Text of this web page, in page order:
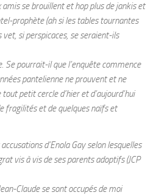
se brouillent et hop plus de jankis et
prophète (ah si les tables tournantes
vet, si perspicaces, se seraient-ils
Se pourrait-il que l’enquête commence
pantelienne ne prouvent et ne
petit cercle d’hier et d’aujourd’hui
fragilités et de quelques naïfs et
d’Enola Gay selon lesquelles
vis à vis de ses parents adoptifs (JCP
Claude se sont occupés de moi